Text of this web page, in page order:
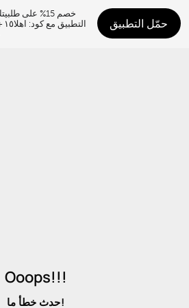
حمّل التطبيق
Ooops!!!
حدث خطأ ما!